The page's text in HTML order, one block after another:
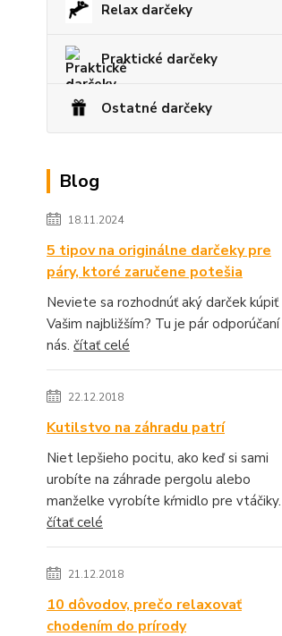
Relax darčeky
Praktické darčeky
Ostatné darčeky
Blog
18.11.2024
5 tipov na originálne darčeky pre
páry, ktoré zaručene potešia
Neviete sa rozhodnúť aký darček kúpiť
Vašim najbližším? Tu je pár
nás. čítať celé
22.12.2018
Kutilstvo na záhradu patrí
Niet lepšieho pocitu, ako keď si sami
urobíte na záhrade pergolu alebo
manželke vyrobíte kŕmidlo pre vtáčiky.
čítať celé
21.12.2018
10 dôvodov, prečo relaxovať
chodením do prírody